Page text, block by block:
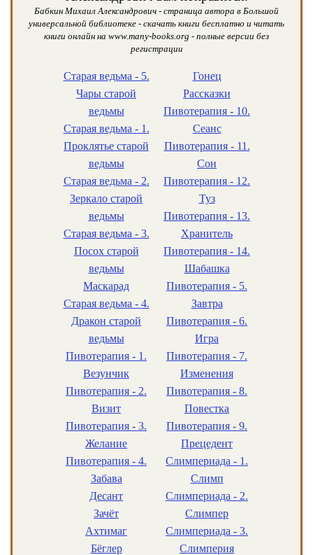
Бабкин Михаил Александрович - страница автора в Большой
универсальной библиотеке - скачать книги бесплатно и читать
книги онлайн на www.many-books.org - полные версии без
регистрации
Старая ведьма - 5.
Чары старой
ведьмы
Старая ведьма - 1.
Проклятье старой
ведьмы
Старая ведьма - 2.
Зеркало старой
ведьмы
Старая ведьма - 3.
Посох старой
ведьмы
Маскарад
Старая ведьма - 4.
Дракон старой
ведьмы
Пивотерапия - 1.
Везунчик
Пивотерапия - 2.
Визит
Пивотерапия - 3.
Желание
Пивотерапия - 4.
Забава
Десант
Зачёт
Ахтимаг
Бёглер
Гонец
Рассказки
Пивотерапия - 10.
Сеанс
Пивотерапия - 11.
Сон
Пивотерапия - 12.
Туз
Пивотерапия - 13.
Хранитель
Пивотерапия - 14.
Шабашка
Пивотерапия - 5.
Завтра
Пивотерапия - 6.
Игра
Пивотерапия - 7.
Изменения
Пивотерапия - 8.
Повестка
Пивотерапия - 9.
Прецедент
Слимпериада - 1.
Слимп
Слимпериада - 2.
Слимпер
Слимпериада - 3.
Слимперия